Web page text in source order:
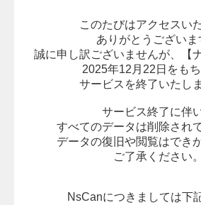
このたびはアクセスい
ありがとうございま
誠に申し訳ございませんが、
【
2025年12月22日をも
サービスを終了いたし
サービス終了に伴い
すべてのデータは削除され
データの復旧や閲覧はでき
ご了承ください。
NsCanにつきましては下